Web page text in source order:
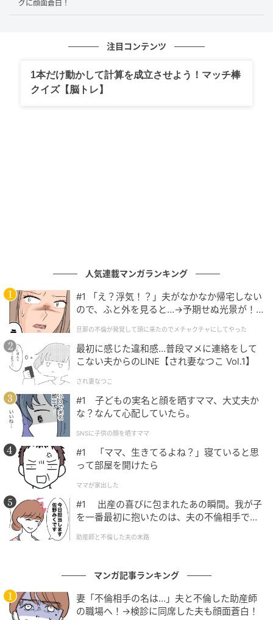
グに顔面蒼白！
注目コンテンツ
1本だけ動かして計算を成立させよう！マッチ棒
クイズ【脳トレ】
人気連載マンガランキング
#1 「え？浮気！？」夫がなかなか帰宅しない
ので、ふと外を見ると…→予期せぬ光景が！
クチャにしてやった
旦那の不倫が発覚して頭に来たのでメチャクチャにしてやった
最初に感じた違和感…普段マメに連絡をして
こない夫からのLINE【され妻なつこ Vol.1】
され妻なつこ
#1 子どもの実名と顔を晒すママ、大丈夫か
な？なんて心配していたら。
SNSに子供の顔を晒すママ
#1 「ママ、生きてるよね？」寝ていると思
って部屋を開けたら
ママが家出した
#1 出産の喜びに包まれたあの瞬間。我が子
を一番最初に抱いたのは、夫の不倫相手でし
助産師と不倫した夫の末路
マンガ記事ランキング
妻「不倫相手の名は…」夫と不倫した助産師
の職場へ！→検診に同席した夫も顔面蒼白！